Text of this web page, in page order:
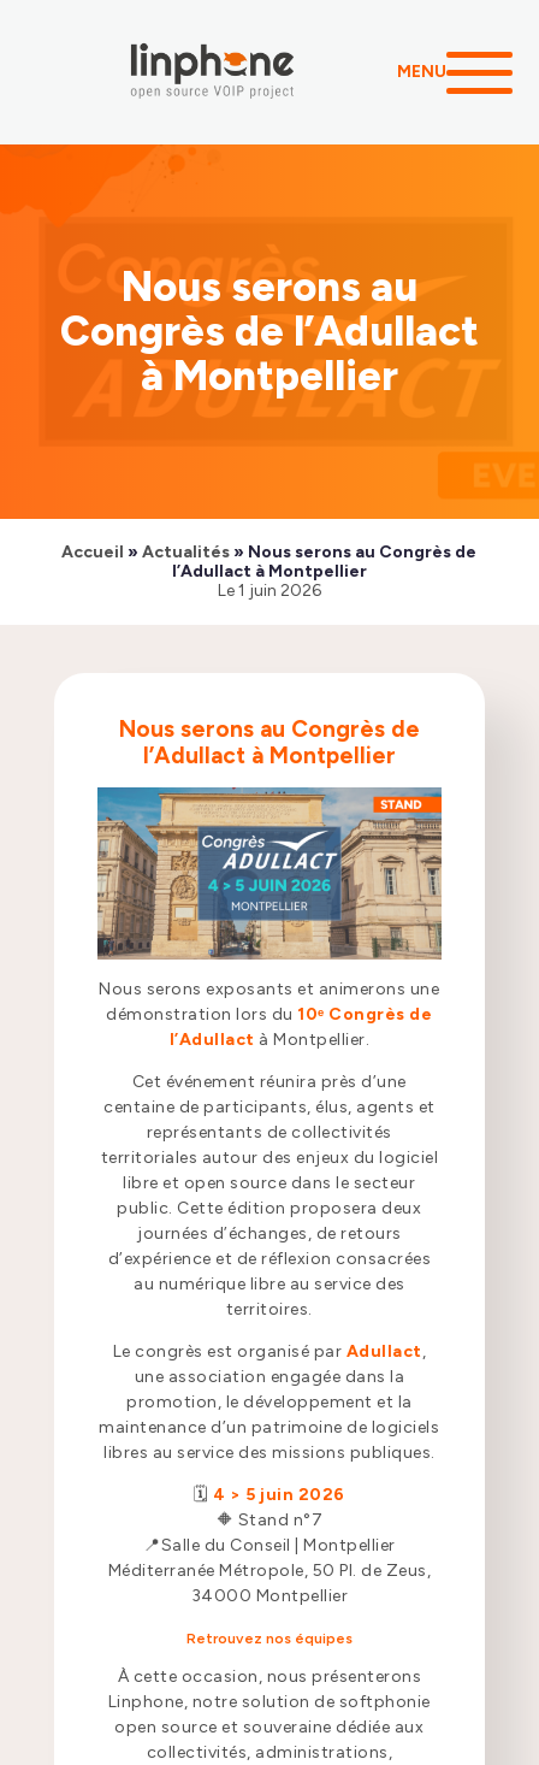
MENU
Nous serons au
Congrès de l’Adullact
à Montpellier
Accueil »Actualités » Nous serons au Congrès de
l’Adullact à Montpellier
Le1 juin 2026
Nous serons au Congrès de
l’Adullact à Montpellier
Nous serons exposants et animerons une
démonstration lors du 10ᵉ Congrès de
l’Adullact à Montpellier.
Cet événement réunira près d’une
centaine de participants, élus, agents et
représentants de collectivités
territoriales autour des enjeux du logiciel
libre et open source dans le secteur
public. Cette édition proposera deux
journées d’échanges, de retours
d’expérience et de réflexion consacrées
au numérique libre au service des
territoires.
Le congrès est organisé par Adullact,
une association engagée dans la
promotion, le développement et la
maintenance d’un patrimoine de logiciels
libres au service des missions publiques.
🗓️ 4 > 5 juin 2026
🔶 Stand n°7
📍Salle du Conseil | Montpellier
Méditerranée Métropole, 50 Pl. de Zeus,
34000 Montpellier
Retrouvez nos équipes
À cette occasion, nous présenterons
Linphone, notre solution de softphonie
open source et souveraine dédiée aux
collectivités, administrations,